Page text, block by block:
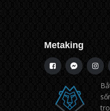
ứng LCD
một cách
đặt trước
giá chất
thiểu lãng
Metaking